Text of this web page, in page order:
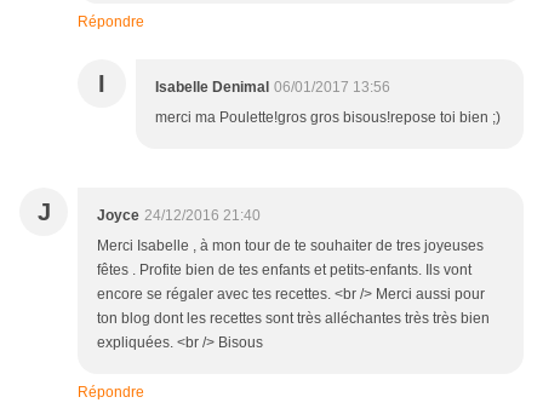
Répondre
I Isabelle Denimal 06/01/2017 13:56
merci ma Poulette!gros gros bisous!repose toi bien ;)
J Joyce 24/12/2016 21:40
Merci Isabelle , à mon tour de te souhaiter de tres joyeuses
fêtes . Profite bien de tes enfants et petits-enfants. Ils vont
encore se régaler avec tes recettes. <br /> Merci aussi pour
ton blog dont les recettes sont très alléchantes très très bien
expliquées. <br /> Bisous
Répondre